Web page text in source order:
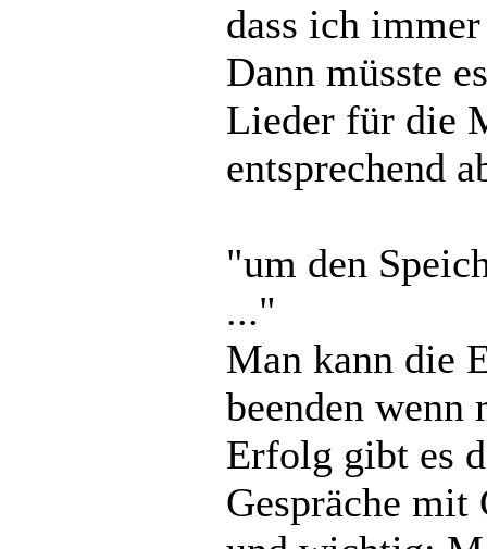
dass ich
Dann müsste
Lieder für die
entsprechend
"um den
..."
Man kann die
beenden wenn
Erfolg gibt es
Gespräche mit